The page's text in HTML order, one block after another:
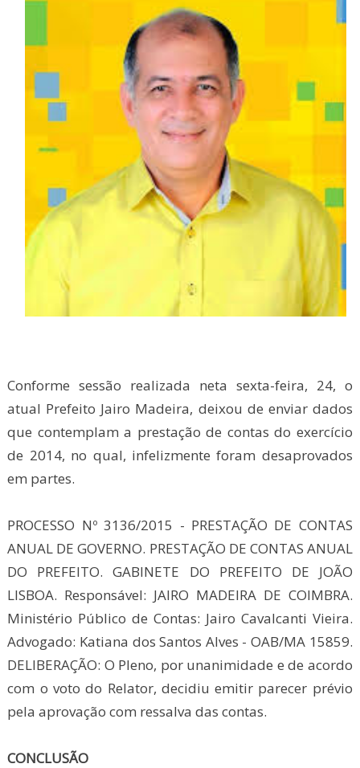
Conforme sessão realizada neta sexta-feira, 24, o
atual Prefeito Jairo Madeira, deixou de enviar dados
que contemplam a prestação de contas do exercício
de 2014, no qual, infelizmente foram desaprovados
em partes.
PROCESSO Nº 3136/2015 - PRESTAÇÃO DE CONTAS
ANUAL DE GOVERNO. PRESTAÇÃO DE CONTAS ANUAL
DO PREFEITO. GABINETE DO PREFEITO DE JOÃO
LISBOA. Responsável: JAIRO MADEIRA DE COIMBRA.
Ministério Público de Contas: Jairo Cavalcanti Vieira.
Advogado: Katiana dos Santos Alves - OAB/MA 15859.
DELIBERAÇÃO: O Pleno, por unanimidade e de acordo
com o voto do Relator, decidiu emitir parecer prévio
pela aprovação com ressalva das contas.
CONCLUSÃO